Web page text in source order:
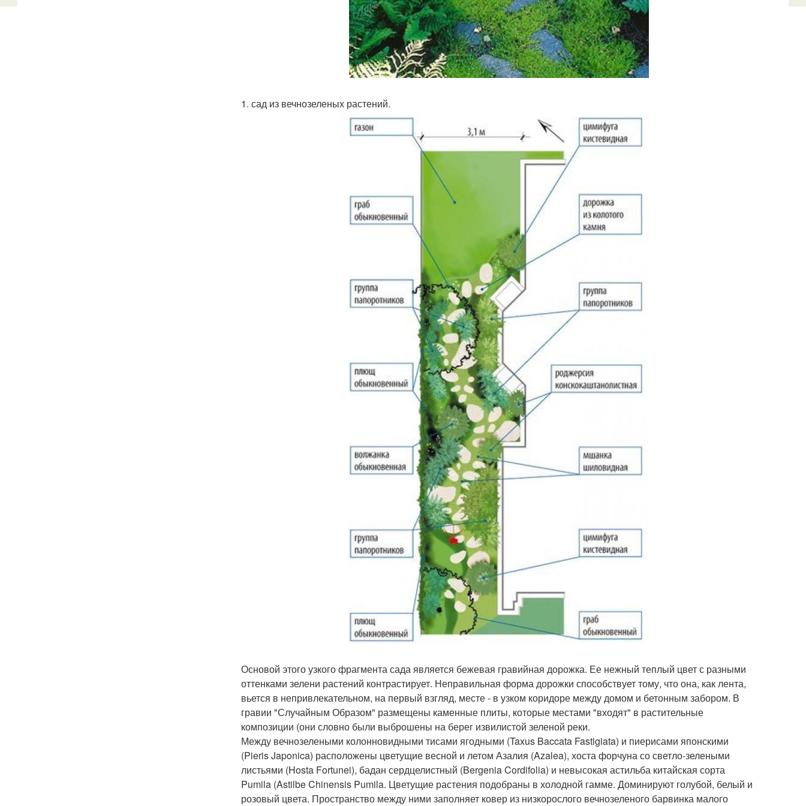
1. сад из вечнозеленых растений.
Основой этого узкого фрагмента сада является бежевая гравийная дорожка. Ее нежный теплый цвет с разными
оттенками зелени растений контрастирует. Неправильная форма дорожки способствует тому, что она, как лента,
вьется в непривлекательном, на первый взгляд, месте - в узком коридоре между домом и бетонным забором. В
гравии "Случайным Образом" размещены каменные плиты, которые местами "входят" в растительные
композиции (они словно были выброшены на берег извилистой зеленой реки.
Между вечнозелеными колонновидными тисами ягодными (Taxus Baccata Fastigiata) и пиерисами японскими
(Pieris Japonica) расположены цветущие весной и летом Азалия (Azalea), хоста форчуна со светло-зелеными
листьями (Hosta Fortunei), бадан сердцелистный (Bergenia Cordifolia) и невысокая астильба китайская сорта
Pumila (Astilbe Chinensis Pumila. Цветущие растения подобраны в холодной гамме. Доминируют голубой, белый и
розовый цвета. Пространство между ними заполняет ковер из низкорослого вечнозеленого барвинка малого